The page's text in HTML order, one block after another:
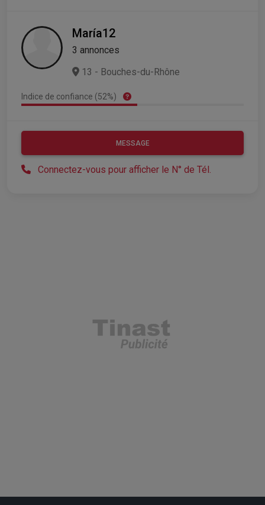
María12
3 annonces
13 - Bouches-du-Rhône
Indice de confiance (52%)
MESSAGE
Connectez-vous pour afficher le N° de Tél.